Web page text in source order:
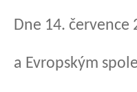
Dne 14.
a Evropským